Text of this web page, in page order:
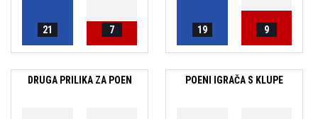
21 7 19 9
DRUGA PRILIKA ZA POEN POENI IGRAČA S KLUPE